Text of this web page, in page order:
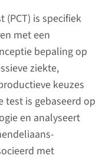
(PCT) is specifiek
met een
bepaling op
ziekte,
keuzes
test is gebaseerd op
en analyseert
met